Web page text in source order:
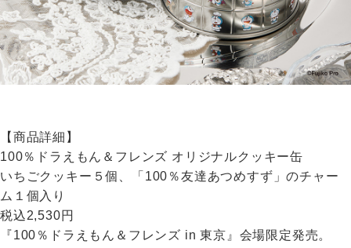
【商品詳細】
100％ドラえもん＆フレンズ オリジナルクッキー缶
いちごクッキー５個、「100％友達あつめすず」のチャー
ム１個入り
税込2,530円
『100％ドラえもん＆フレンズ in 東京』会場限定発売。